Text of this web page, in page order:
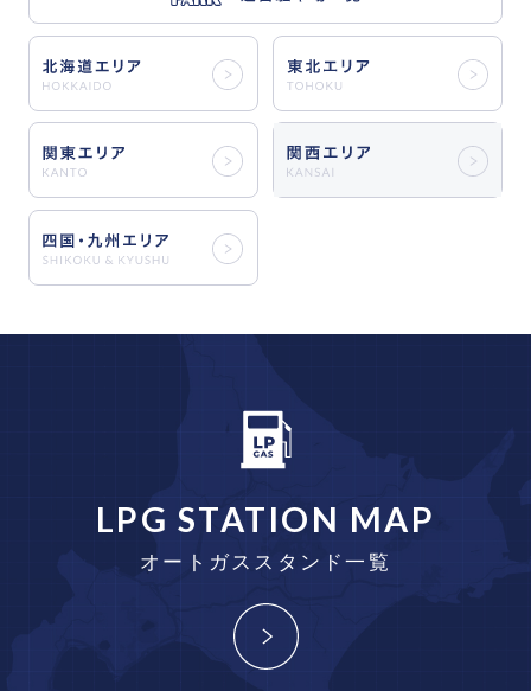
LPG STATION MAP
オートガススタンド一覧